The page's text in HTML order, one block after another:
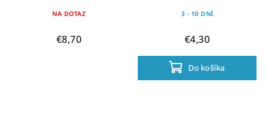
NA DOTAZ
€8,70
3 - 10 DNÍ
€4,30
Do košíka